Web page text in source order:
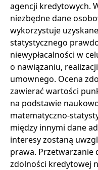
agencji kredytowych.
niezbędne dane
wykorzystuje
statystycznego
niewypłacalności w
o nawiązaniu,
umownego. Ocena
zawierać wartości
na podstawie
matematyczno-
między innymi dane
interesy zostaną
prawa. Przetwarzanie
zdolności kredytowej